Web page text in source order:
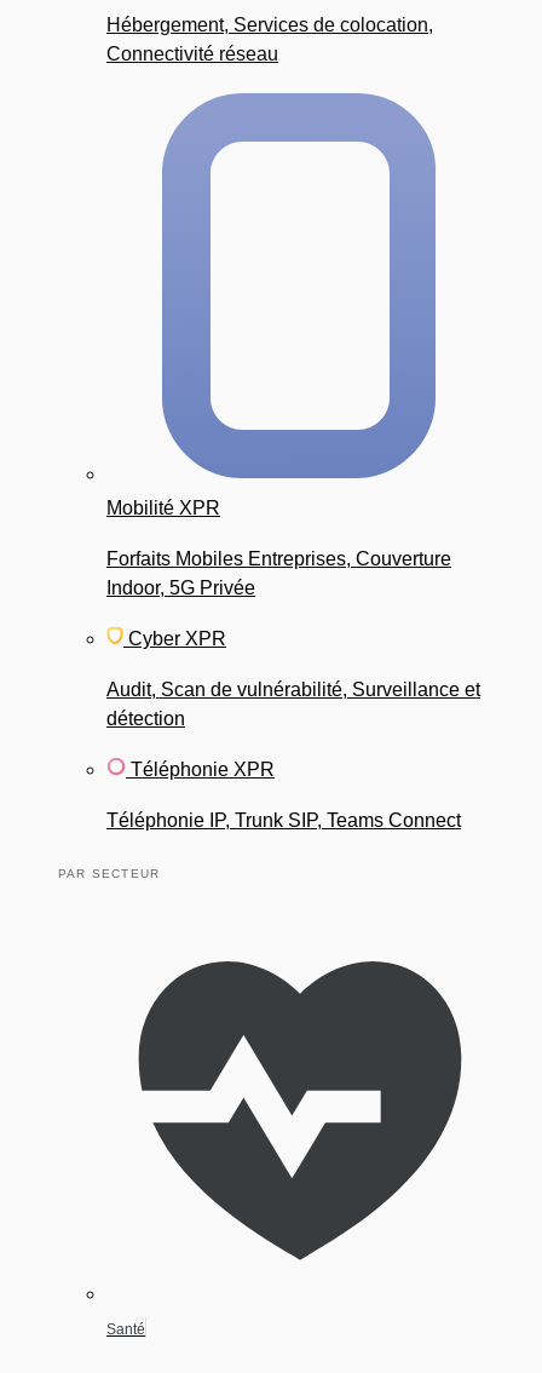
Hébergement, Services de colocation,
Connectivité réseau
Mobilité XPR
Forfaits Mobiles Entreprises, Couverture
Indoor, 5G Privée
Cyber XPR
Audit, Scan de vulnérabilité, Surveillance et
détection
Téléphonie XPR
Téléphonie IP, Trunk SIP, Teams Connect
PAR SECTEUR
Santé